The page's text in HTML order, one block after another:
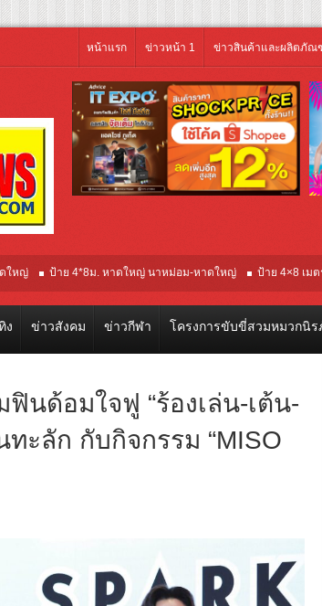
หน้าแรก ข่าวหน้า 1 ข่าวสินค้าและผลิตภัณ
4*8ม. หาดใหญ่ นาหม่อม-หาดใหญ่ ป้าย 4×8 เมตร ภูเก็ต ป้
ง ข่าวสังคม ข่าวกีฬา โครงการขับขี่สวมหมวกนิร
นด้อมใจฟู “ร้องเล่น-เต้น-
ะลัก กับกิจกรรม “MISO